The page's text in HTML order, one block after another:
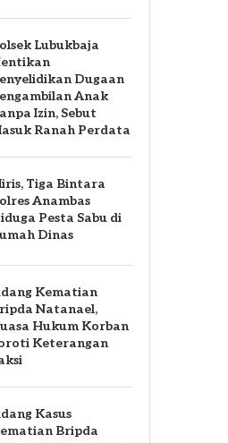
Lubukbaja
Dugaan
Anak
Izin, Sebut
Ranah Perdata
Tiga Bintara
Anambas
Pesta Sabu di
Dinas
Kematian
Natanael,
Hukum Korban
Keterangan
Kasus
Bripda